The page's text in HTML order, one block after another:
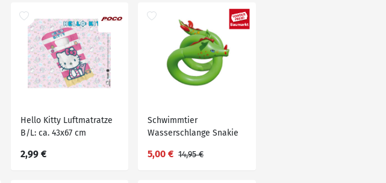
Hello Kitty Luftmatratze
B/L: ca. 43x67 cm
2,99 €
Schwimmtier
Wasserschlange Snakie
5,00 € 14,95 €